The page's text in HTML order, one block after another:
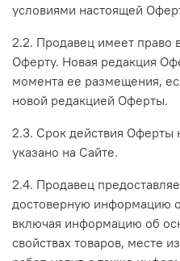
условиями настоящей
2.2. Продавец имеет право
Оферту. Новая редакция
момента ее размещения,
новой редакцией Оферты.
2.3. Срок действия Оферты
указано на Сайте.
2.4. Продавец
достоверную информацию о
включая информацию об
свойствах товаров, месте